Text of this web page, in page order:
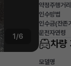
1/6
약정주행거리
인수방법
인수금(잔존
운전자연령
차량
모델명